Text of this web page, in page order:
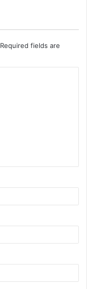
Required fields are